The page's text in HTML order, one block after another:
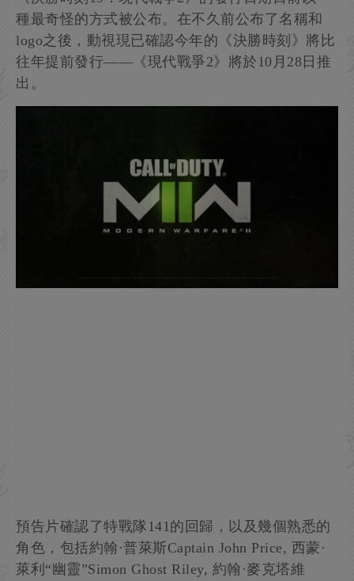
種最奇怪的方式被公布。在不久前公布了名稱和
logo之後，動視現已確認今年的《決勝時刻》將比
往年提前發行——《現代戰爭2》將於10月28日推
出。
預告片確認了特戰隊141的回歸，以及幾個熟悉的
角色，包括約翰·普萊斯Captain John Price, 西蒙·
萊利“幽靈”Simon Ghost Riley, 約翰·麥克塔維